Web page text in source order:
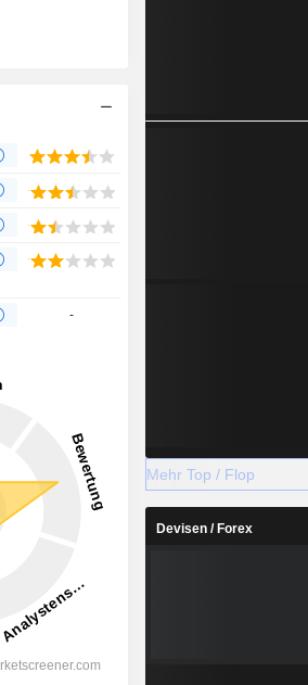
-
Mehr Top / Flop
Devisen / Forex